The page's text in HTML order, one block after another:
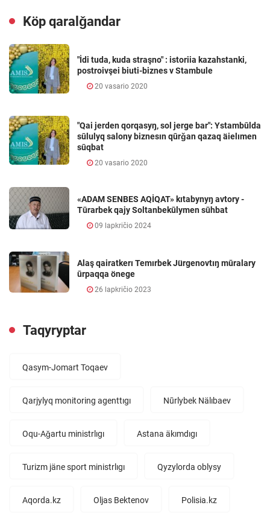
Köp qaralǧandar
"İdi tuda, kuda straşno" : istoriia kazahstanki,
postroivşei biuti-biznes v Stambule
20 vasario 2020
"Qai jerden qorqasyŋ, sol jerge bar": Ystambūlda
sūlulyq salony biznesın qūrǧan qazaq äielımen
sūqbat
20 vasario 2020
«ADAM SENBES AQİQAT» kıtabynyŋ avtory -
Tūrarbek qajy Soltanbekūlymen sūhbat
09 lapkričio 2024
Alaş qairatkerı Temırbek Jürgenovtıŋ mūralary
ūrpaqqa önege
26 lapkričio 2023
Taqyryptar
Qasym-Jomart Toqaev
Qarjylyq monitoring agenttıgı Nūrlybek Nälıbaev
Oqu-Aǧartu ministrlıgı Astana äkımdıgı
Turizm jäne sport ministrlıgı Qyzylorda oblysy
Aqorda.kz Oljas Bektenov Polisia.kz